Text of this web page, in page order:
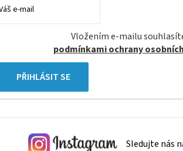
podmínkami ochrany
PŘIHLÁSIT SE
Sledujte nás